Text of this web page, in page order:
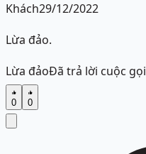
Khách29/12/2022
Lừa đảo.
Lừa đảoĐã trả lời cuộc gọi
0 0